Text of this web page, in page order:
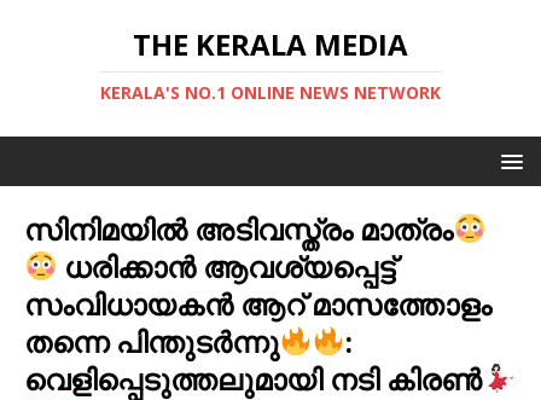
THE KERALA MEDIA
KERALA'S NO.1 ONLINE NEWS NETWORK
സിനിമയിൽ അടിവസ്ത്രം മാത്രം
ധരിക്കാൻ ആവശ്യപ്പെട്ട്
സംവിധായകൻ ആറ് മാസത്തോളം
തന്നെ പിന്തുടർന്നു
:
വെളിപ്പെടുത്തലുമായി നടി കിരൺ